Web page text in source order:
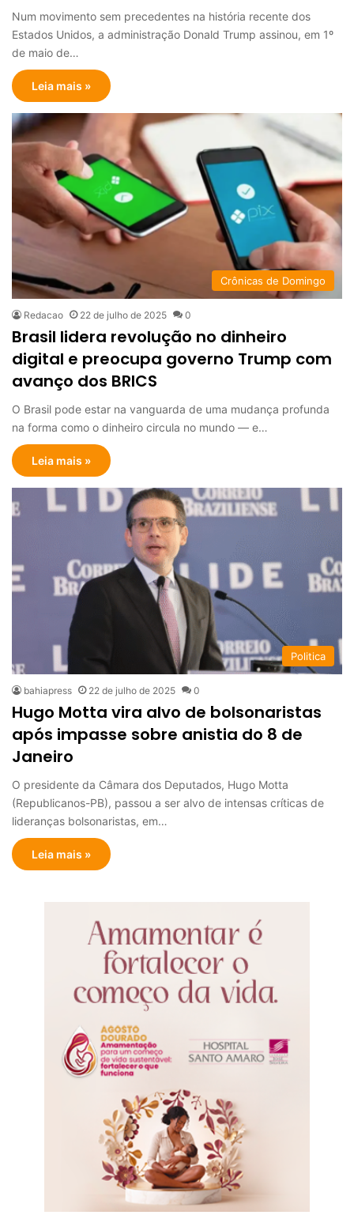
Num movimento sem precedentes na história recente dos
Estados Unidos, a administração Donald Trump assinou, em 1º
de maio de…
Leia mais »
Crônicas de Domingo
Redacao 22 de julho de 2025 0
Brasil lidera revolução no dinheiro
digital e preocupa governo Trump com
avanço dos BRICS
O Brasil pode estar na vanguarda de uma mudança profunda
na forma como o dinheiro circula no mundo — e…
Leia mais »
Politica
bahiapress 22 de julho de 2025 0
Hugo Motta vira alvo de bolsonaristas
após impasse sobre anistia do 8 de
Janeiro
O presidente da Câmara dos Deputados, Hugo Motta
(Republicanos-PB), passou a ser alvo de intensas críticas de
lideranças bolsonaristas, em…
Leia mais »